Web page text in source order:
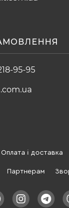
95-95
Оплата і доставка
Партнерам